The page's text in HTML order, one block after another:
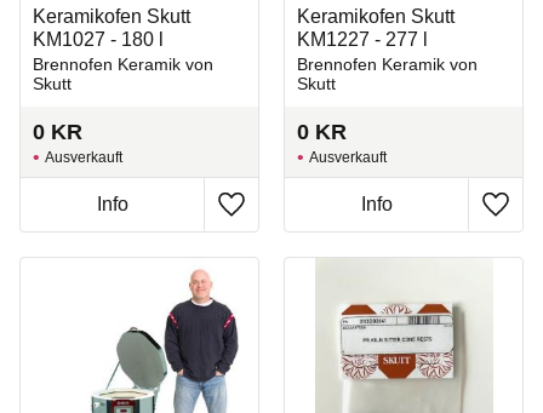
Keramikofen Skutt
KM1027 - 180 l
Brennofen Keramik von
Skutt
0 KR
Zu Favoriten hinzufügen
Ausverkauft
Keramikofen Skutt
KM1227 - 277 l
Brennofen Keramik von
Skutt
0 KR
Zu
Ausverkauft